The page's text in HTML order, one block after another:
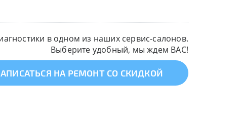
в одном из наших сервис-салонов.
Выберите удобный, мы ждем ВАС!
НА РЕМОНТ СО СКИДКОЙ